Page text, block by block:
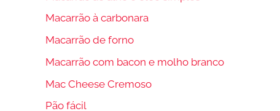
Macarrão à carbonara
Macarrão de forno
Macarrão com bacon e molho branco
Mac Cheese Cremoso
Pão fácil